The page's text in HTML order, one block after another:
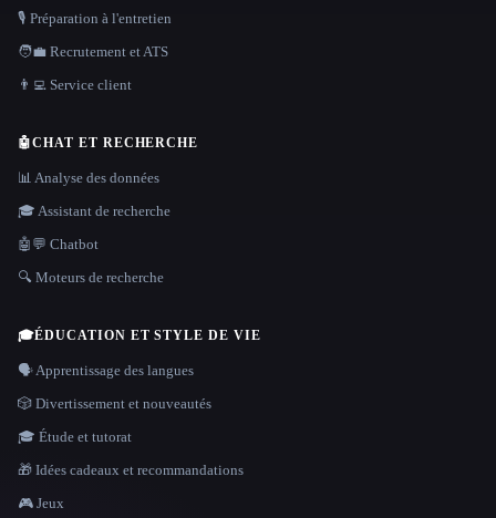
🎙️ Préparation à l'entretien
🧑‍💼 Recrutement et ATS
👨‍💻 Service client
🤖CHAT ET RECHERCHE
📊 Analyse des données
🎓 Assistant de recherche
🤖💬 Chatbot
🔍 Moteurs de recherche
🎓ÉDUCATION ET STYLE DE VIE
🗣️ Apprentissage des langues
🎲 Divertissement et nouveautés
🎓 Étude et tutorat
🎁 Idées cadeaux et recommandations
🎮 Jeux